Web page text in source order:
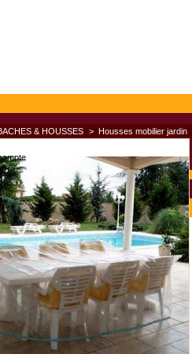
?
& HOUSSES > Housses mobilier jardin